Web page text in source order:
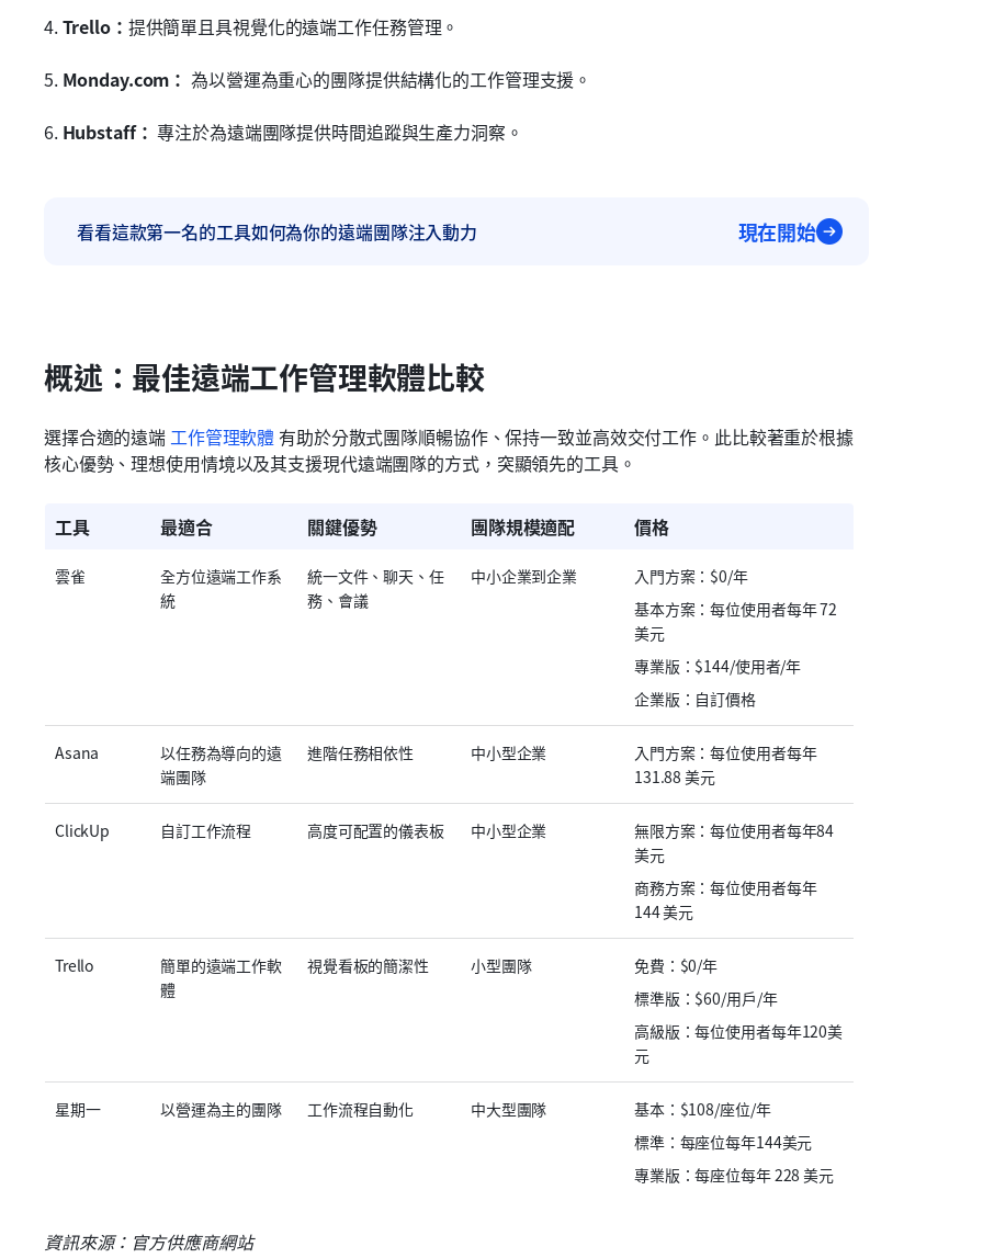
4. Trello： 提供簡單且具視覺化的遠端工作任務管理。
5. Monday.com： 為以營運為重心的團隊提供結構化的工作管理支援。
6. Hubstaff： 專注於為遠端團隊提供時間追蹤與生產力洞察。
看看這款第一名的工具如何為你的遠端團隊注入動力 現在開始
概述：最佳遠端工作管理軟體比較
選擇合適的遠端 工作管理軟體 有助於分散式團隊順暢協作、保持一致並高效交付工作。此比較著重於根據
核心優勢、理想使用情境以及其支援現代遠端團隊的方式，突顯領先的工具。
工具 最適合 關鍵優勢 團隊規模適配 價格
雲雀
全方位遠端工作系
統
統一文件、聊天、任
務、會議
中小企業到企業
入門方案：$0/年
基本方案：每位使用者每年 72
美元
專業版：$144/使用者/年
企業版：自訂價格
Asana
以任務為導向的遠
端團隊
進階任務相依性 中小型企業
入門方案：每位使用者每年
131.88 美元
ClickUp 自訂工作流程 高度可配置的儀表板 中小型企業
無限方案：每位使用者每年84
美元
商務方案：每位使用者每年
144 美元
Trello
簡單的遠端工作軟
體
視覺看板的簡潔性 小型團隊
免費：$0/年
標準版：$60/用戶/年
高級版：每位使用者每年120美
元
星期一 以營運為主的團隊 工作流程自動化 中大型團隊
基本：$108/座位/年
標準：每座位每年144美元
專業版：每座位每年 228 美元
資訊來源：官方供應商網站